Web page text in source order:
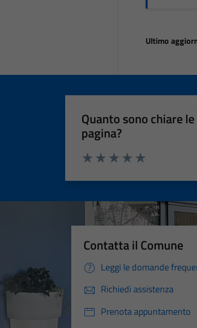
Ultimo
Quanto sono chiare
pagina?
Contatta il Comune
Leggi le domande
Richiedi assistenza
Prenota appuntamento